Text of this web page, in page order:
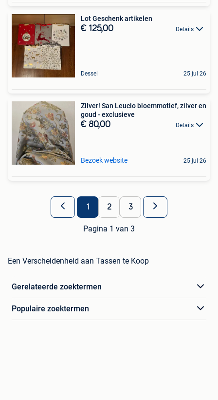
Lot Geschenk artikelen
€ 125,00 Details
Dessel 25 jul 26
Zilver! San Leucio bloemmotief, zilver en
goud - exclusieve
€ 80,00 Details
Bezoek website 25 jul 26
1 2 3
Pagina 1 van 3
Een Verscheidenheid aan Tassen te Koop
Gerelateerde zoektermen
Populaire zoektermen